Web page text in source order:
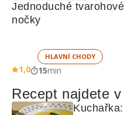
Jednoduché tvarohové
nočky
HLAVNÍ CHODY
1,0 15min
Recept najdete